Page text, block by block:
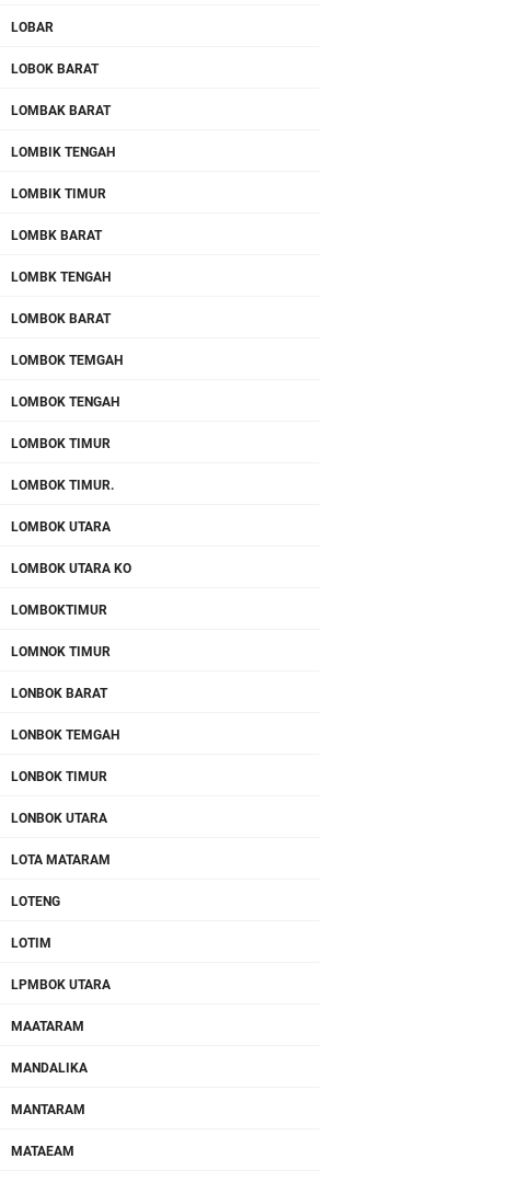
LOBAR
LOBOK BARAT
LOMBAK BARAT
LOMBIK TENGAH
LOMBIK TIMUR
LOMBK BARAT
LOMBK TENGAH
LOMBOK BARAT
LOMBOK TEMGAH
LOMBOK TENGAH
LOMBOK TIMUR
LOMBOK TIMUR.
LOMBOK UTARA
LOMBOK UTARA KO
LOMBOKTIMUR
LOMNOK TIMUR
LONBOK BARAT
LONBOK TEMGAH
LONBOK TIMUR
LONBOK UTARA
LOTA MATARAM
LOTENG
LOTIM
LPMBOK UTARA
MAATARAM
MANDALIKA
MANTARAM
MATAEAM